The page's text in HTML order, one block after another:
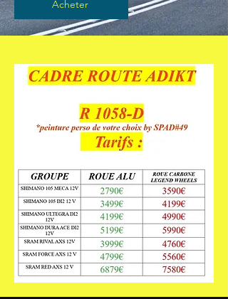
Acheter